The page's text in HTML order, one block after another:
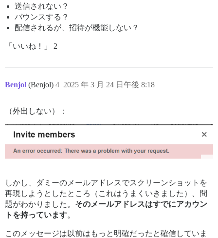
送信されない？
バウンスする？
配信されるが、招待が機能しない？
「いいね！」 2
Benjol (Benjol) 2025 年 3 月 24 日午後 8:18
4
（外出しない）：
しかし、ダミーのメールアドレスでスクリーンショットを
再現しようとしたところ（これはうまくいきました）、問
題がわかりました。 そのメールアドレスはすでにアカウン
トを持っています。
このメッセージは以前はもっと明確だったと確信していま